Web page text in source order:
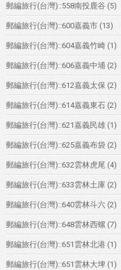
郵編旅行(台灣)::558南投鹿谷 (5)
郵編旅行(台灣)::600嘉義市 (13)
郵編旅行(台灣)::604嘉義竹崎 (1)
郵編旅行(台灣)::606嘉義中埔 (2)
郵編旅行(台灣)::612嘉義太保 (2)
郵編旅行(台灣)::614嘉義東石 (2)
郵編旅行(台灣)::621嘉義民雄 (1)
郵編旅行(台灣)::625嘉義布袋 (2)
郵編旅行(台灣)::632雲林虎尾 (4)
郵編旅行(台灣)::633雲林土庫 (2)
郵編旅行(台灣)::640雲林斗六 (2)
郵編旅行(台灣)::648雲林西螺 (7)
郵編旅行(台灣)::651雲林北港 (1)
郵編旅行(台灣)::651雲林大埤 (1)